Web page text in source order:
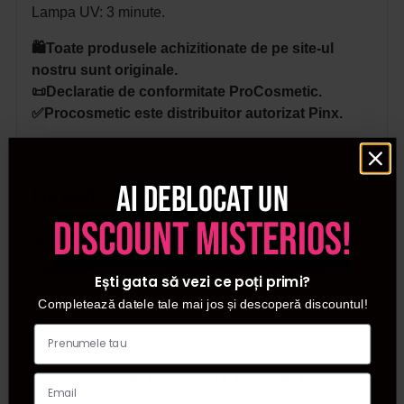
Lampa UV: 3 minute.
🛍️Toate produsele achizitionate de pe site-ul
nostru sunt originale.
📜Declaratie de conformitate ProCosmetic.
✅Procosmetic este distribuitor autorizat Pinx.
D1924
Geluri de constructie
Brand
Pinx
Cumparate frecvent impreuna:
Ai deblocat un
discount misterios!
Ești gata să vezi ce poți primi?
Completează datele tale mai jos și descoperă discountul!